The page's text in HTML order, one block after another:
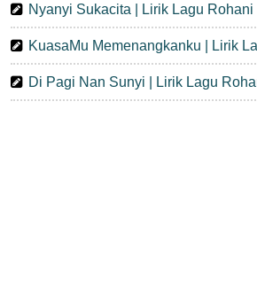
Nyanyi Sukacita | Lirik Lagu Rohani
KuasaMu Memenangkanku | Lirik
Di Pagi Nan Sunyi | Lirik Lagu